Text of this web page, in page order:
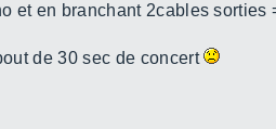
et en branchant 2cables sorties
de 30 sec de concert